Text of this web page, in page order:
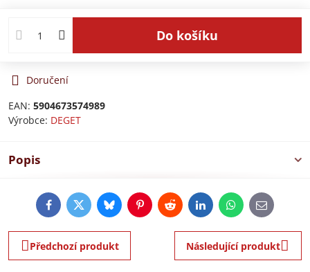
Do košíku
Doručení
EAN: 5904673574989
Výrobce: DEGET
Popis
FacebookTwitterBlueskyPinterestRedditLinkedInWhatsApp
E-
mail
Předchozí produkt Následující produkt